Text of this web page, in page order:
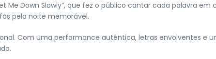
Down Slowly”, que fez o público cantar cada palavra
pela noite memorável.
Com uma performance autêntica, letras envolventes e